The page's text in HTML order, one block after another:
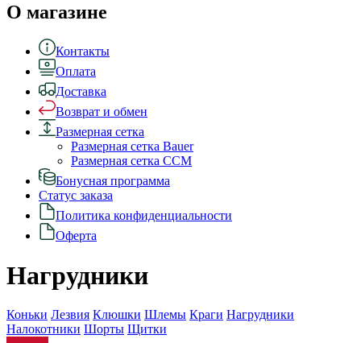
О магазине
Контакты
Оплата
Доставка
Возврат и обмен
Размерная сетка
Размерная сетка Bauer
Размерная сетка CCM
Бонусная программа
Статус заказа
Политика конфиденциальности
Оферта
Нагрудники
Коньки Лезвия Клюшки Шлемы Краги Нагрудники
Налокотники Шорты Щитки